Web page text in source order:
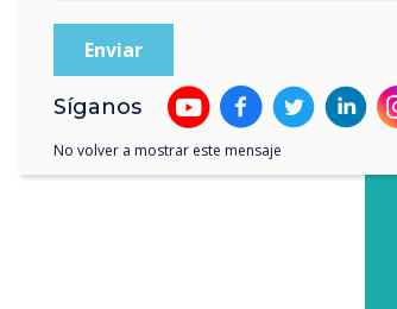
Síganos
No volver a mostrar este mensaje